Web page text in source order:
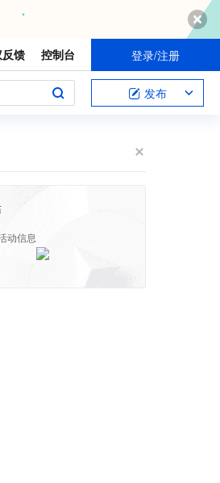
馈 控制台 登录/注册
发布
动信息